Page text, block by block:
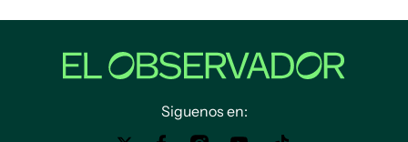
Siguenos en: